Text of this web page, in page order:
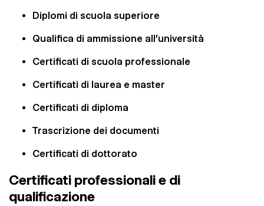
Diplomi di scuola superiore
Qualifica di ammissione all'università
Certificati di scuola professionale
Certificati di laurea e master
Certificati di diploma
Trascrizione dei documenti
Certificati di dottorato
Certificati professionali e di
qualificazione